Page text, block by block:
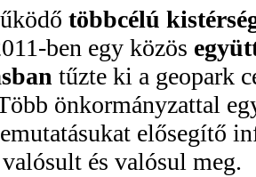
többcélú
ben egy közös
tűzte ki a geopark
önkormányzattal
elősegítő
és valósul meg.